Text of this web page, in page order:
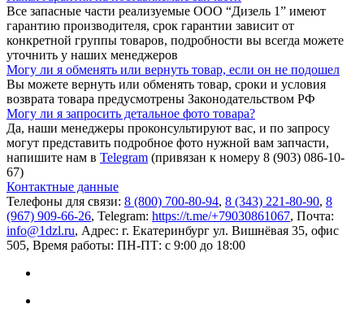
Все запасные части реализуемые ООО “Дизель 1” имеют
гарантию производителя, срок гарантии зависит от
конкретной группы товаров, подробности вы всегда можете
уточнить у наших менеджеров
Могу ли я обменять или вернуть товар, если он не подошел
Вы можете вернуть или обменять товар, сроки и условия
возврата товара предусмотрены Законодательством РФ
Могу ли я запросить детальное фото товара?
Да, наши менеджеры проконсультируют вас, и по запросу
могут представить подробное фото нужной вам запчасти,
напишите нам в Telegram (привязан к номеру 8 (903) 086-10-
67)
Контактные данные
Телефоны для связи: 8 (800) 700-80-94, 8 (343) 221-80-90, 8
(967) 909-66-26, Telegram: https://t.me/+79030861067, Почта:
info@1dzl.ru, Адрес: г. Екатеринбург ул. Вишнёвая 35, офис
505, Время работы: ПН-ПТ: с 9:00 до 18:00